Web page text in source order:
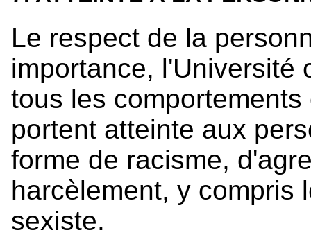
Le respect de la
importance, l'Université
tous les
portent atteinte aux
forme de racisme,
harcèlement, y compris
sexiste.